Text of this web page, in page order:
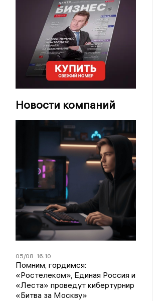
Новости компаний
05/08 16:10
Помним, гордимся:
«Ростелеком», Единая Россия и
«Леста» проведут кибертурнир
«Битва за Москву»